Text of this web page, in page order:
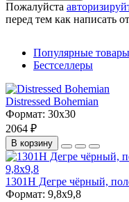
Пожалуйста
перед тем как написать
Популярные товары
Бестселлеры
Distressed Bohemian
Формат: 30x30
2064 ₽
В корзину
1301H Дегре чёрный,
Формат: 9,8x9,8